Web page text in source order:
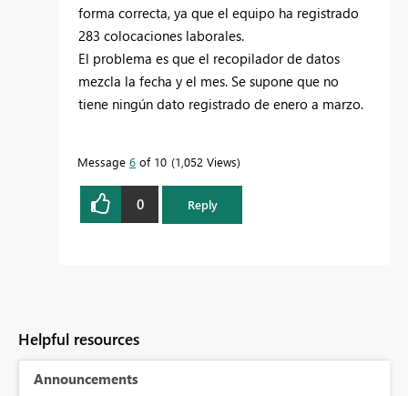
forma correcta, ya que el equipo ha registrado
283 colocaciones laborales.
El problema es que el recopilador de datos
mezcla la fecha y el mes. Se supone que no
tiene ningún dato registrado de enero a marzo.
Message 6 of 10 1,052 Views
0 Reply
Helpful resources
Announcements